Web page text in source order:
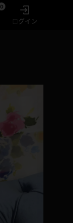
0
ログイン